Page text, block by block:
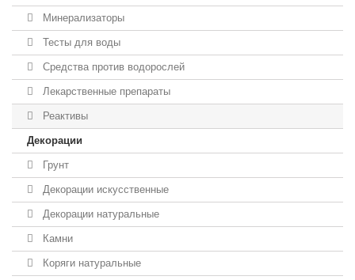
Минерализаторы
Тесты для воды
Средства против водорослей
Лекарственные препараты
Реактивы
Декорации
Грунт
Декорации искусственные
Декорации натуральные
Камни
Коряги натуральные